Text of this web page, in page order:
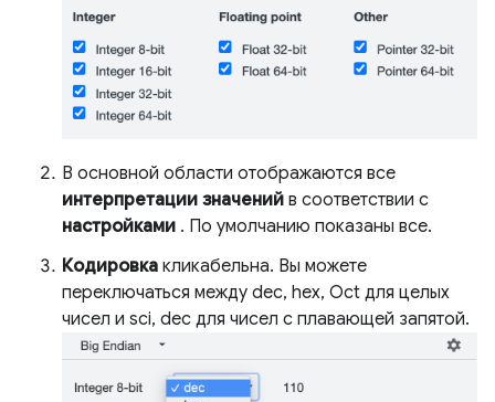
В основной области отображаются все
интерпретации значений в соответствии с
настройками . По умолчанию показаны все.
Кодировка кликабельна. Вы можете
переключаться между dec, hex, Oct для целых
чисел и sci, dec для чисел с плавающей запятой.